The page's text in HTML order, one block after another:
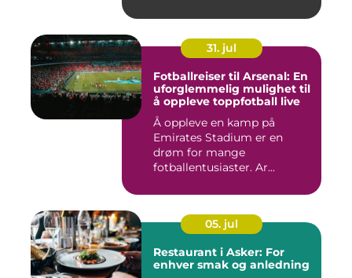
31. jul
Fotballreiser til Arsenal: En
uforglemmelig mulighet til
å oppleve toppfotball live
Å oppleve en kamp på
Emirates Stadium er en
drøm for mange
fotballentusiaster. Ar...
05. jul
Restaurant i Asker: For
enhver smak og anledning